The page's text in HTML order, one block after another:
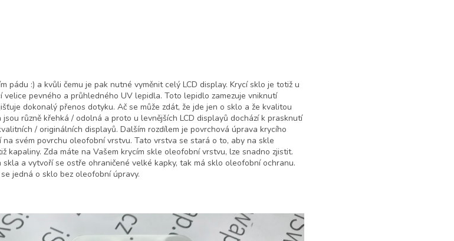
pádu :) a kvůli čemu je pak nutné vyměnit celý LCD display. Krycí sklo je totiž u
velice pevného a průhledného UV lepidla. Toto lepidlo zamezuje vniknutí
dokonalý přenos dotyku. Ač se může zdát, že jde jen o sklo a že kvalitou
různě křehká / odolná a proto u levnějších LCD displayů dochází k prasknutí
/ originálních displayů. Dalším rozdílem je povrchová úprava krycího
svém povrchu oleofobní vrstvu. Tato vrstva se stará o to, aby na skle
kapaliny. Zda máte na Vašem krycím skle oleofobní vrstvu, lze snadno zjistit.
a vytvoří se ostře ohraničené velké kapky, tak má sklo oleofobní ochranu.
jedná o sklo bez oleofobní úpravy.